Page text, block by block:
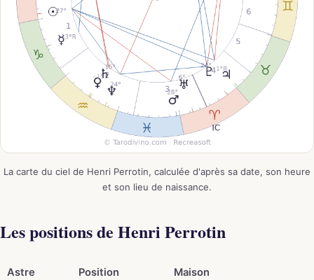
La carte du ciel de Henri Perrotin, calculée d'après sa date, son heure
et son lieu de naissance.
Les positions de Henri Perrotin
Astre Position Maison